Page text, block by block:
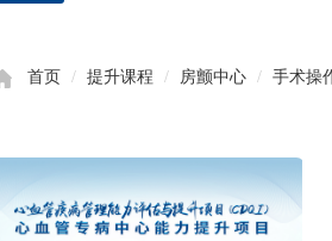
首页 提升课程 房颤中心 手术操